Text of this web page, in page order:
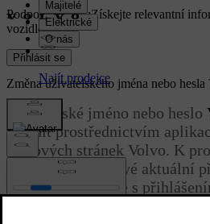
Podpora na míruZískejte relevantní
vozidle.
Přihlásit se
Změna uživatelského jména nebo hesla
Uživatelské jméno nebo heslo
změnit prostřednictvím
webových stránek Volvo. K
potřebujete znát své aktuální
Pokud máte potíže s